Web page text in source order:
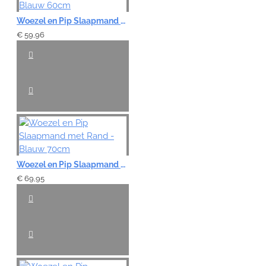
Woezel en Pip Slaapmand met Rand - Blauw 60cm
€ 59,96
Woezel en Pip Slaapmand met Rand - Blauw 70cm
€ 69,95